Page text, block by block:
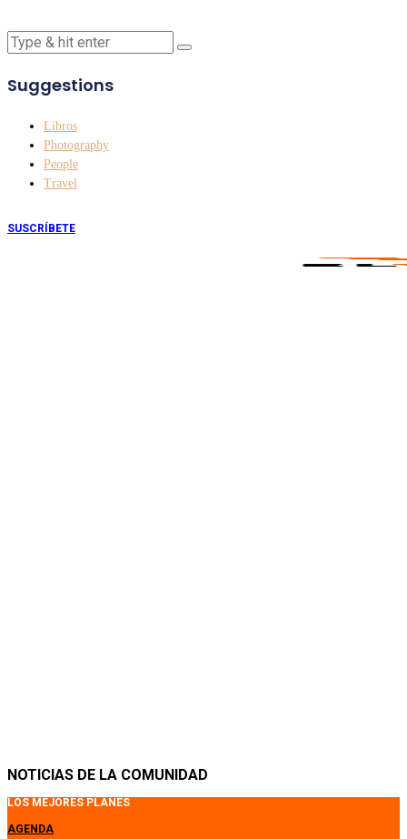
Suggestions
Libros
Photography
People
Travel
SUSCRÍBETE
NOTICIAS DE LA COMUNIDAD
LOS MEJORES PLANES
AGENDA